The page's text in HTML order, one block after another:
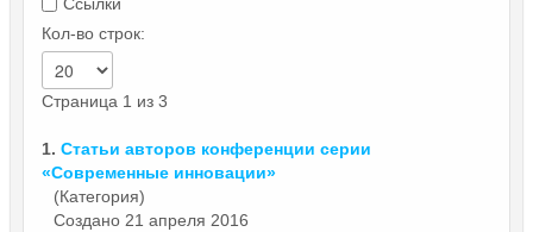
Кол-во строк:
Страница 1 из 3
1. Статьи авторов конференции серии
«Современные инновации»
(Категория)
Создано 21 апреля 2016